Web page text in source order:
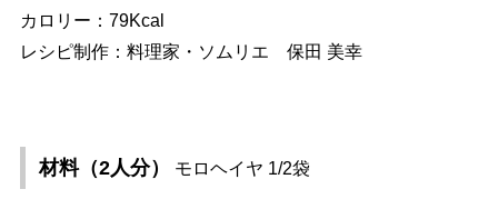
カロリー：79Kcal
レシピ制作：料理家・ソムリエ 保田 美幸
材料（2人分） モロヘイヤ 1/2袋